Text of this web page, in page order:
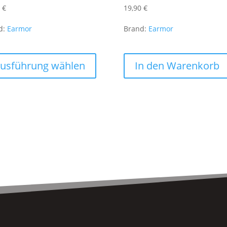
€
Earmor
wählen
der
19,90€
Brand: Earmor
In den Warenkorb